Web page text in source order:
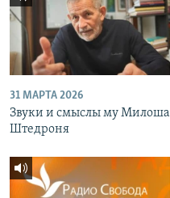
31 МАРТА 2026
Звуки и смыслы му Милоша
Штедроня